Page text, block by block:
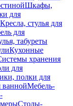
Шкафы,
для
Кресла, стулья для
для
табуреты
Кухонные
хранения
для
полки для
ваннойМебель-
Столы-